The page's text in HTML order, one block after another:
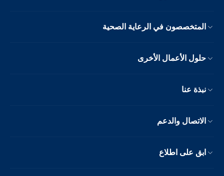
المتخصصون في الرعاية الصحية
حلول الأعمال الأخرى
نبذة عنا
الاتصال والدعم
ابق على اطلاع